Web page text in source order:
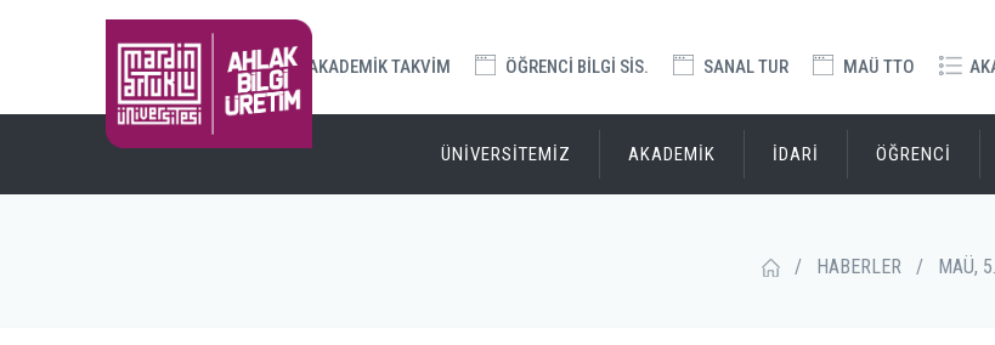
AKADEMİK TAKVİM ÖĞRENCİ BİLGİ SİS. SANAL TUR MAÜ TTO
ÜNİVERSİTEMİZ AKADEMİK İDARİ ÖĞRENCİ
/ HABERLER / MAÜ,